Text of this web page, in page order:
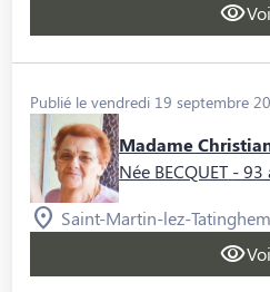
Publié le vendredi 19 septembre
Madame
Née BECQUET - 93
Saint-Martin-lez-